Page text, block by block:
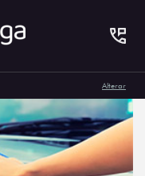
Alterar